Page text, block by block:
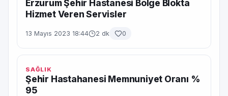
Erzurum Şehir Hastanesi Bölge Blokta
Hizmet Veren Servisler
13 Mayıs 2023 18:44 2 dk 0
SAĞLIK
Şehir Hastahanesi Memnuniyet Oranı %
95